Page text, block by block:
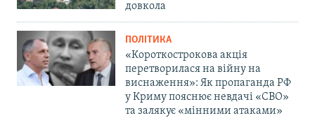
довкола
ПОЛІТИКА
«Короткострокова акція
перетворилася на війну на
виснаження»: Як пропаганда РФ
у Криму пояснює невдачі «СВО»
та залякує «мінними атаками»